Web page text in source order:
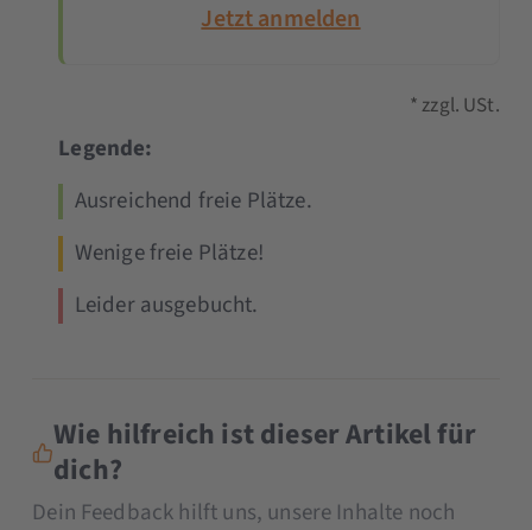
Jetzt anmelden
* zzgl. USt.
Legende:
Ausreichend freie Plätze.
Wenige freie Plätze!
Leider ausgebucht.
Wie hilfreich ist dieser Artikel für
dich?
Dein Feedback hilft uns, unsere Inhalte noch